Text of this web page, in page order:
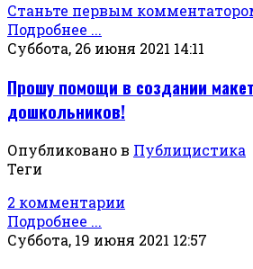
Станьте первым
Подробнее ...
Суббота, 26 июня 2021 14:11
Прошу помощи в создании
дошкольников!
Опубликовано в Публицистика
Теги
2 комментарии
Подробнее ...
Суббота, 19 июня 2021 12:57